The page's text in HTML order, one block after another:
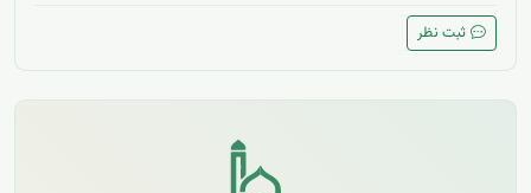
ثبت نظر